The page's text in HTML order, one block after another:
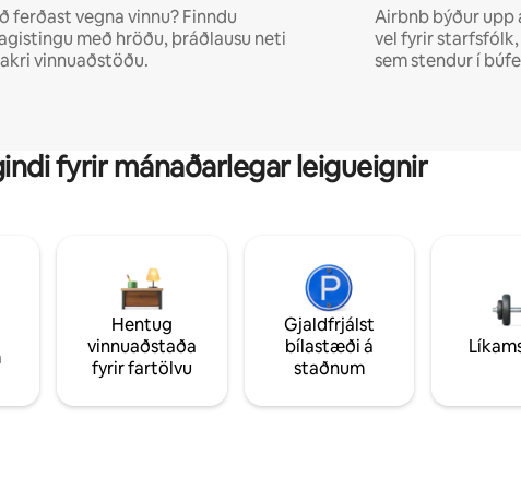
ferðast vegna vinnu? Finndu
með hröðu, þráðlausu neti
vinnuaðstöðu.
Airbnb býður upp
vel fyrir
sem stendur í
fyrir mánaðarlegar leigueignir
Hentug
vinnuaðstaða
fyrir fartölvu
Gjaldfrjálst
bílastæði á
staðnum